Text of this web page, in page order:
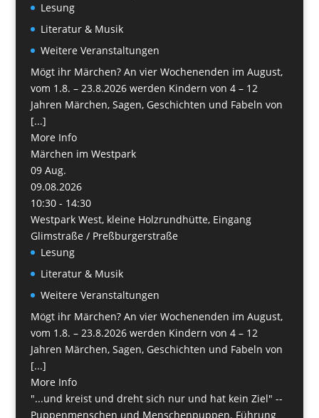
Lesung
Literatur & Musik
Weitere Veranstaltungen
Mögt ihr Märchen? An vier Wochenenden im August,
vom 1.8. – 23.8.2026 werden Kindern von 4 – 12
Jahren Märchen, Sagen, Geschichten und Fabeln von
[...]
More Info
Märchen im Westpark
09 Aug.
09.08.2026
10:30 - 14:30
Westpark West, kleine Holzrundhütte, Eingang
Glimstraße / Preßburgerstraße
Lesung
Literatur & Musik
Weitere Veranstaltungen
Mögt ihr Märchen? An vier Wochenenden im August,
vom 1.8. – 23.8.2026 werden Kindern von 4 – 12
Jahren Märchen, Sagen, Geschichten und Fabeln von
[...]
More Info
"...und kreist und dreht sich nur und hat kein Ziel" --
Puppenmenschen und Menschenpuppen. Führung